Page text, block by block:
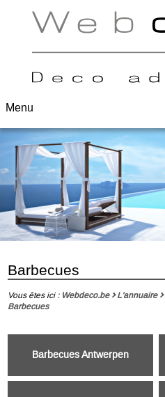
Menu
Barbecues
Vous êtes ici : Webdeco.be L'annuaire
Barbecues
Barbecues Antwerpen